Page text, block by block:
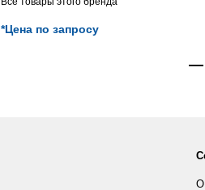
*Цена по запросу
О